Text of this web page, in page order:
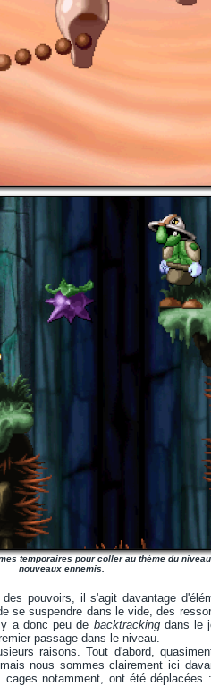
temporaires pour coller au thème du
nouveaux ennemis.
pouvoirs, il s'agit davantage
se suspendre dans le vide, des
a donc peu de backtrackingdans le
passage dans le niveau.
raisons. Tout d'abord,
nous sommes clairement ici
notamment, ont été déplacées